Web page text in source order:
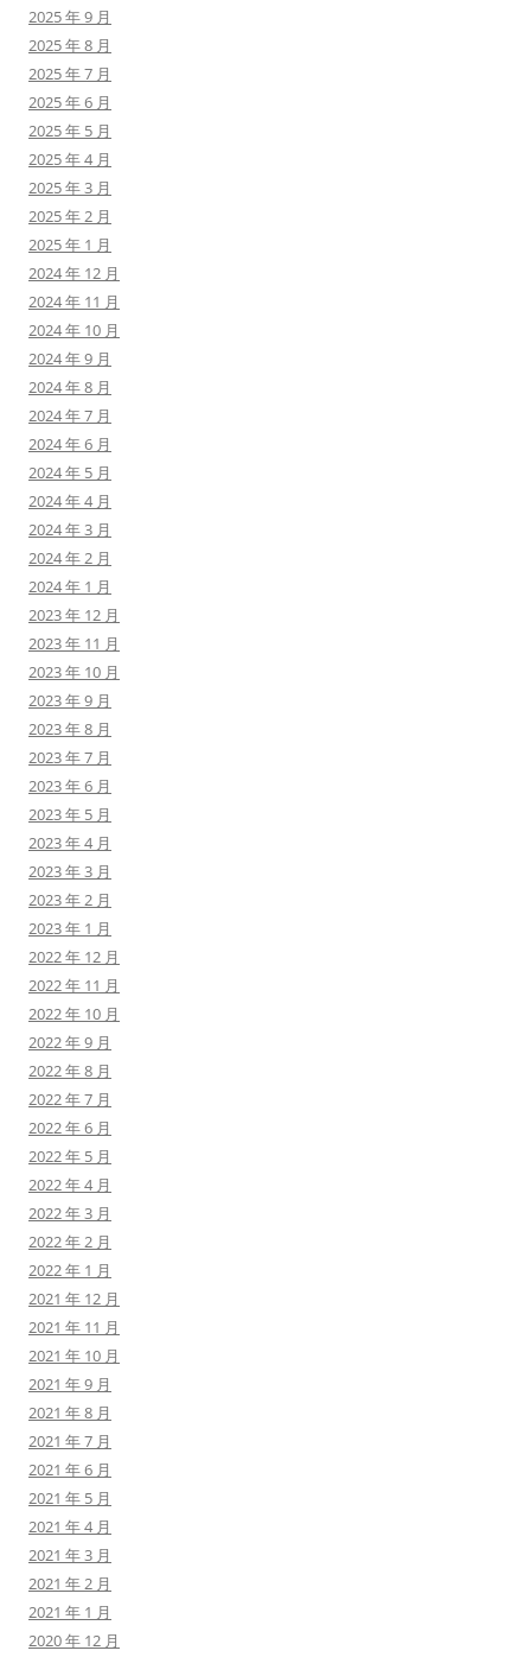
2025 年 9 月
2025 年 8 月
2025 年 7 月
2025 年 6 月
2025 年 5 月
2025 年 4 月
2025 年 3 月
2025 年 2 月
2025 年 1 月
2024 年 12 月
2024 年 11 月
2024 年 10 月
2024 年 9 月
2024 年 8 月
2024 年 7 月
2024 年 6 月
2024 年 5 月
2024 年 4 月
2024 年 3 月
2024 年 2 月
2024 年 1 月
2023 年 12 月
2023 年 11 月
2023 年 10 月
2023 年 9 月
2023 年 8 月
2023 年 7 月
2023 年 6 月
2023 年 5 月
2023 年 4 月
2023 年 3 月
2023 年 2 月
2023 年 1 月
2022 年 12 月
2022 年 11 月
2022 年 10 月
2022 年 9 月
2022 年 8 月
2022 年 7 月
2022 年 6 月
2022 年 5 月
2022 年 4 月
2022 年 3 月
2022 年 2 月
2022 年 1 月
2021 年 12 月
2021 年 11 月
2021 年 10 月
2021 年 9 月
2021 年 8 月
2021 年 7 月
2021 年 6 月
2021 年 5 月
2021 年 4 月
2021 年 3 月
2021 年 2 月
2021 年 1 月
2020 年 12 月